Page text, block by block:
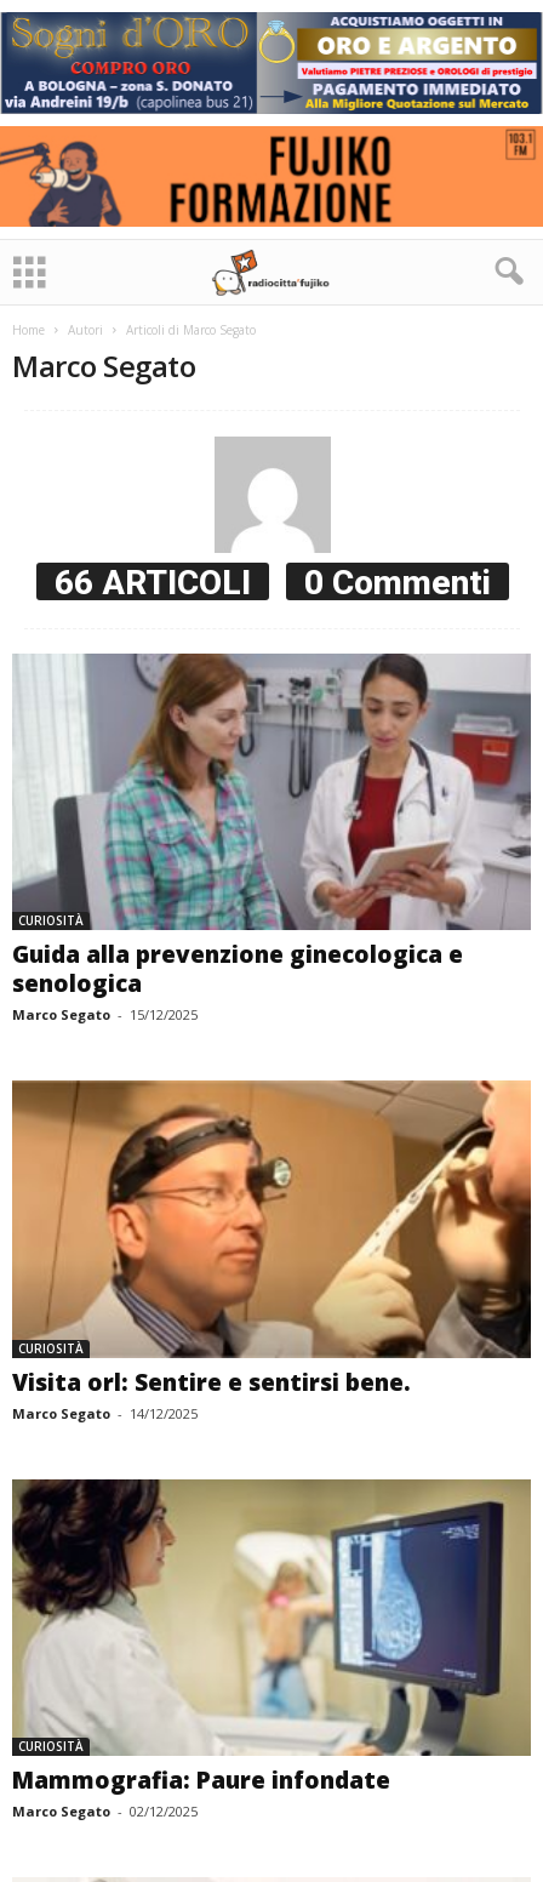
Home Autori Articoli di Marco Segato
Marco Segato
66 ARTICOLI 0 Commenti
CURIOSITÀ
Guida alla prevenzione ginecologica e
senologica
Marco Segato - 15/12/2025
CURIOSITÀ
Visita orl: Sentire e sentirsi bene.
Marco Segato - 14/12/2025
CURIOSITÀ
Mammografia: Paure infondate
Marco Segato - 02/12/2025